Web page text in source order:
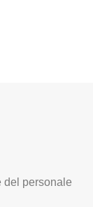
del personale